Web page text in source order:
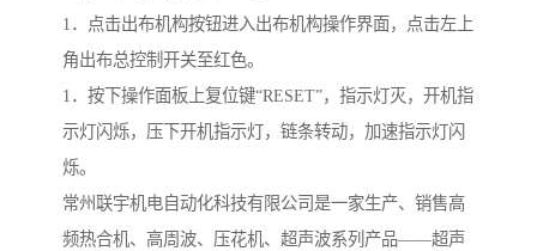
1．点击出布机构按钮进入出布机构操作界面，点击左上
角出布总控制开关至红色。
1．按下操作面板上复位键“RESET”，指示灯灭，开机指
示灯闪烁，压下开机指示灯，链条转动，加速指示灯闪
烁。
常州联宇机电自动化科技有限公司是一家生产、销售高
频热合机、高周波、压花机、超声波系列产品——超声